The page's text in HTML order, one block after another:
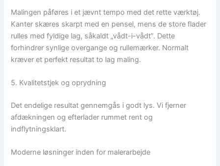
Malingen påføres i et jævnt tempo med det rette værktøj.
Kanter skæres skarpt med en pensel, mens de store flader
rulles med fyldige lag, såkaldt „vådt-i-vådt”. Dette
forhindrer synlige overgange og rullemærker. Normalt
kræver et perfekt resultat to lag maling.
5. Kvalitetstjek og oprydning
Det endelige resultat gennemgås i godt lys. Vi fjerner
afdækningen og efterlader rummet rent og
indflytningsklart.
Moderne løsninger inden for malerarbejde